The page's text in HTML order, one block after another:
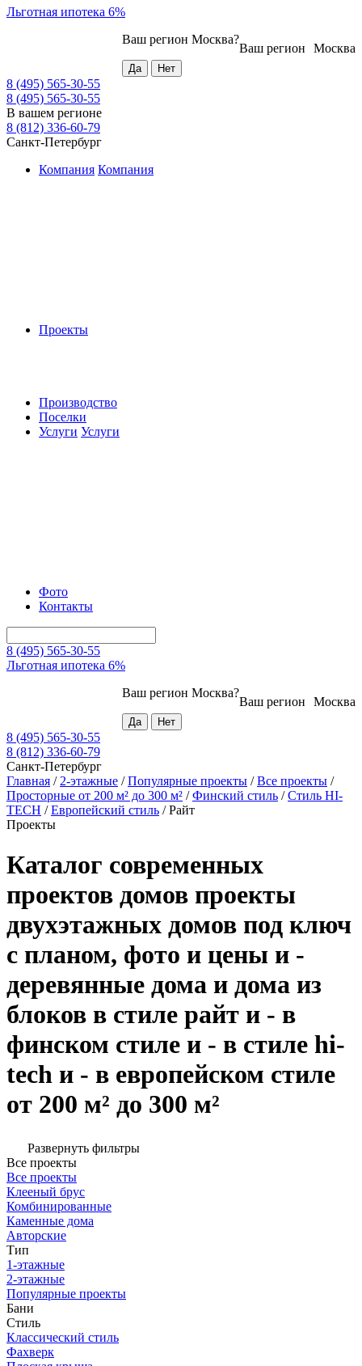
Льготная ипотека 6%
Москва
Ваш регион
Ваш регион Москва?
8 (495) 565-30-55
8 (495) 565-30-55
В вашем регионе
8 (812) 336-60-79
Санкт-Петербург
Компания Компания
Проекты
Производство
Поселки
Услуги Услуги
Фото
Контакты
8 (495) 565-30-55
Льготная ипотека 6%
Москва
Ваш регион
Ваш регион Москва?
8 (495) 565-30-55
8 (812) 336-60-79
Санкт-Петербург
Главная / 2-этажные /Популярные проекты /Все проекты /
Просторные от 200 м² до 300 м² /Финский стиль /Стиль HI-
TECH /Европейский стиль /Райт
Проекты
Каталог современных
проектов домов проекты
двухэтажных домов под ключ
с планом, фото и цены и -
деревянные дома и дома из
блоков в стиле райт и - в
финском стиле и - в стиле hi-
tech и - в европейском стиле
от 200 м² до 300 м²
Развернуть фильтры
Все проекты
Все проекты
Клееный брус
Комбинированные
Каменные дома
Авторские
Тип
1-этажные
2-этажные
Популярные проекты
Бани
Стиль
Классический стиль
Фахверк